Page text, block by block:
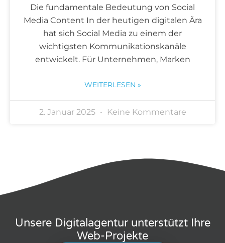
Die fundamentale Bedeutung von Social
Media Content In der heutigen digitalen Ära
hat sich Social Media zu einem der
wichtigsten Kommunikationskanäle
entwickelt. Für Unternehmen, Marken
WEITERLESEN »
2. Januar 2025 Keine Kommentare
Unsere Digitalagentur unterstützt Ihre
Web-Projekte